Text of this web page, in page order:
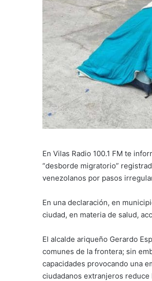
En Vilas Radio 100.1 FM te
“desborde migratorio”
venezolanos por pasos
En una declaración, en
ciudad, en materia de salud,
El alcalde ariqueño Gerardo
comunes de la frontera; sin
capacidades provocando una
ciudadanos extranjeros